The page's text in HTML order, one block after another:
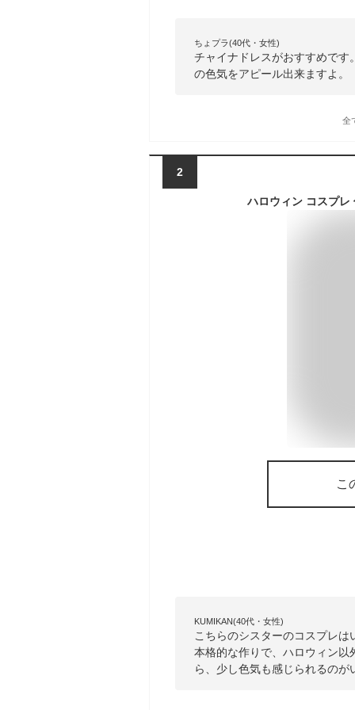
ちょプラ(40代・女性)
チャイナドレスがおすすめで
の色気をアピール出来ますよ。
全
2
こ
KUMIKAN(40代・女性)
こちらのシスターのコスプレ
本格的な作りで、ハロウィン
ら、少し色気も感じられるのが